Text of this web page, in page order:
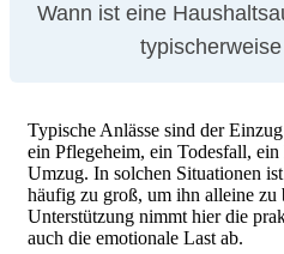
persönliche Habseligkeiten
Wann ist eine
Typische Anlässe sind der
ein Pflegeheim, ein Todesfall,
Umzug. In solchen Situationen
häufig zu groß, um ihn alleine zu
Unterstützung nimmt hier die
auch die emotionale Last ab.